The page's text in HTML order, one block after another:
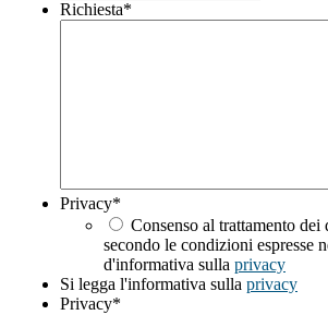
Richiesta*
Privacy*
Consenso al trattamento dei
secondo le condizioni espresse
d'informativa sulla privacy
Si legga l'informativa sulla privacy
Privacy*